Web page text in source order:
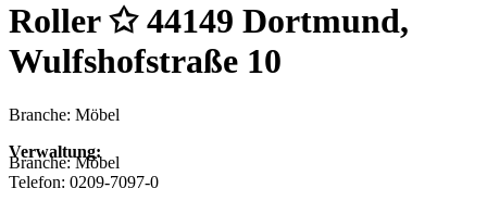
Roller ✩ 44149 Dortmund,
Wulfshofstraße 10
Branche: Möbel
Verwaltung:
Branche:Möbel
Telefon: 0209-7097-0